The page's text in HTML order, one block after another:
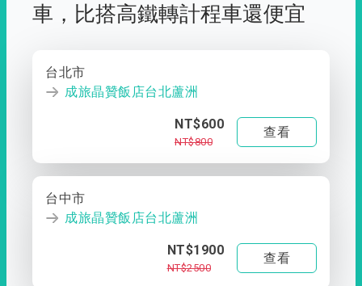
車， 比搭高鐵轉計程車還便宜
台北市
成旅晶贊飯店台北蘆洲
NT$600
NT$800
查看
台中市
成旅晶贊飯店台北蘆洲
NT$1900
NT$2500
查看